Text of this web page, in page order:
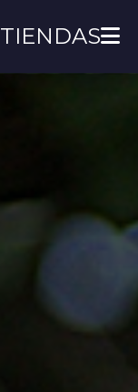
TIENDAS